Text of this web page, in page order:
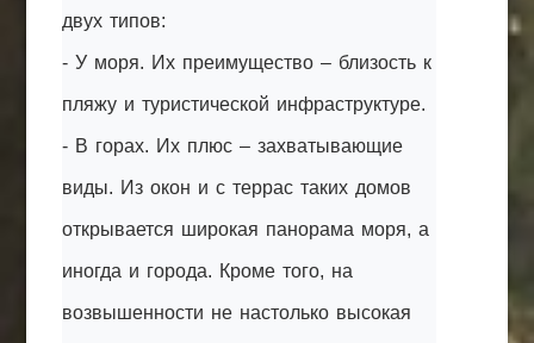
двух типов:
- У моря. Их преимущество – близость к
пляжу и туристической инфраструктуре.
- В горах. Их плюс – захватывающие
виды. Из окон и с террас таких домов
открывается широкая панорама моря, а
иногда и города. Кроме того, на
возвышенности не настолько высокая